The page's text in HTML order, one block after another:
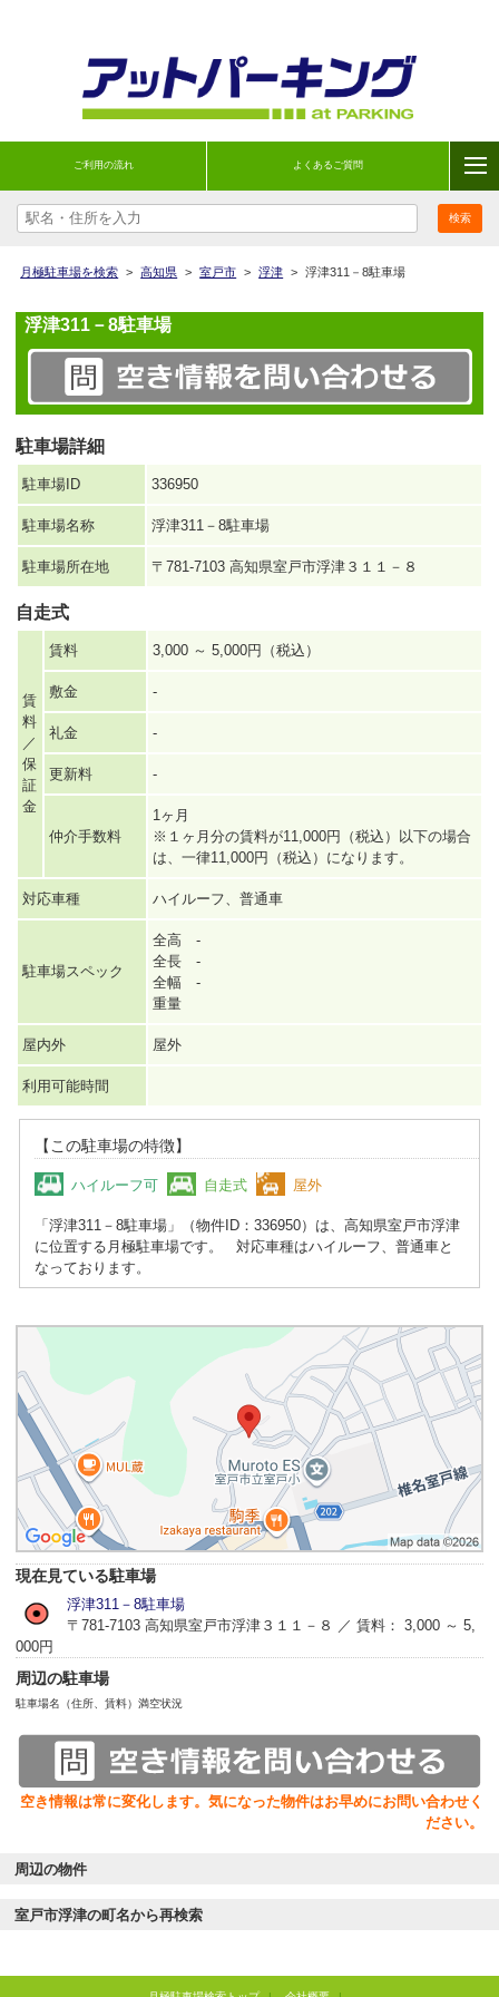
ご利用の流れ よくあるご質問
月極駐車場を検索 > 高知県 > 室戸市 > 浮津 > 浮津311－8駐車場
浮津311－8駐車場
駐車場詳細
駐車場ID 336950
駐車場名称 浮津311－8駐車場
駐車場所在地 〒781-7103 高知県室戸市浮津３１１－８
自走式
賃
料
／
保
証
金
賃料 3,000 ～ 5,000円（税込）
敷金 -
礼金 -
更新料 -
仲介手数料
1ヶ月
※１ヶ月分の賃料が11,000円（税込）以下の場合
は、一律11,000円（税込）になります。
対応車種 ハイルーフ、普通車
駐車場スペック
全高 -
全長 -
全幅 -
重量
屋内外 屋外
利用可能時間
【この駐車場の特徴】
ハイルーフ可 自走式 屋外
「浮津311－8駐車場」（物件ID：336950）は、高知県室戸市浮津
に位置する月極駐車場です。 対応車種はハイルーフ、普通車と
なっております。
現在見ている駐車場
浮津311－8駐車場
〒781-7103 高知県室戸市浮津３１１－８ ／ 賃料： 3,000 ～ 5,
000円
周辺の駐車場
駐車場名（住所、賃料） 満空状況
空き情報は常に変化します。気になった物件はお早めにお問い合わせく
ださい。
周辺の物件
室戸市浮津の町名から再検索